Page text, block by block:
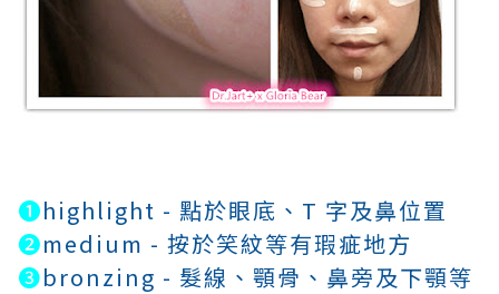
❶highlight - 點於眼底 、T 字及鼻位置
❷medium - 按於笑紋等有瑕疵地方
❸bronzing - 髮線 、 顎骨 、鼻旁及下顎等